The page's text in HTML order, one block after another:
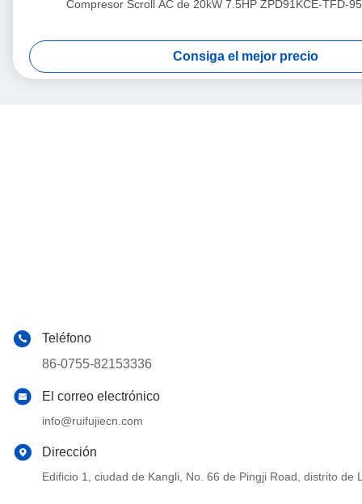
Compresor Scroll AC de 20kW 7.5HP ZPD91KCE-TFD-
Consiga el mejor precio
Teléfono
86-0755-82153336
El correo electrónico
info@ruifujiecn.com
Dirección
Edificio 1, ciudad de Kangli, No. 66 de Pingji Road, distrito